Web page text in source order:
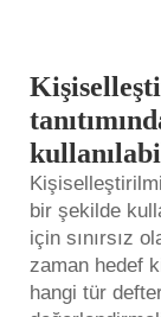
bir şekilde
için sınırsız
zaman hedef
hangi tür